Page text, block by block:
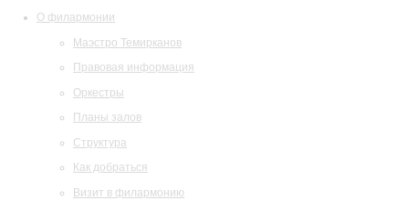
О филармонии
Маэстро Темирканов
Правовая информация
Оркестры
Планы залов
Структура
Как добраться
Визит в филармонию